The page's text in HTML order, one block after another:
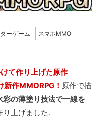
ーゲーム スマホMMO
て作り上げた原作
新作MMORPG！ 原作で描
彩の薄塗り技法で一線を
上げました。